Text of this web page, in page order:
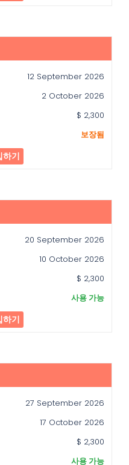
12 September 2026
2 October 2026
$ 2,300
보장됨
하기
20 September 2026
10 October 2026
$ 2,300
사용 가능
하기
27 September 2026
17 October 2026
$ 2,300
사용 가능